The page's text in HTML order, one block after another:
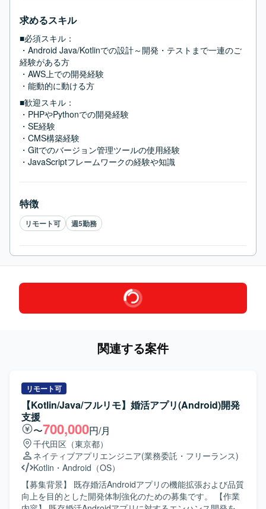
求めるスキル
■必須スキル：
・Android Java/Kotlinでの設計～開発・テストまで一連のご
経験がある方
・AWS上での開発経験
・能動的に動ける方
■歓迎スキル：
・PHPやPythonでの開発経験
・SE経験
・CMS構築経験
・Gitでのバージョン管理ツールの使用経験
・JavaScriptフレームワークの経験や知識
特徴
リモート可 週5勤務
関連する案件
リモート可
【Kotlin/Java/フルリモ】婚活アプリ(Android)開発
支援
〜700,000円/月
千代田区（東京都）
ネイティブアプリエンジニア(業務委託・フリーランス)
Kotlin ・ Android（OS）
【募集背景】 既存婚活Androidアプリの機能拡張および品質
向上を目的とした開発体制強化のための募集です。 【作業